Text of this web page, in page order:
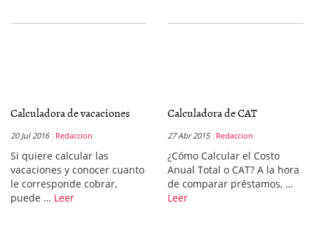
Calculadora de vacaciones
20 Jul 2016 Redaccion
Si quiere calcular las
vacaciones y conocer cuanto
le corresponde cobrar,
puede … Leer
Calculadora de CAT
27 Abr 2015 Redaccion
¿Cómo Calcular el Costo
Anual Total o CAT? A la hora
de comparar préstamos, …
Leer